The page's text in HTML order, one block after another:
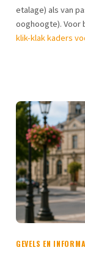
etalage) als van
ooghoogte). Voor
klik-klak kaders
GEVELS EN